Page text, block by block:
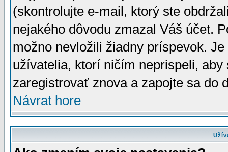
(skontrolujte e-mail, ktorý ste
nejakého dôvodu zmazal Váš účet.
možno nevložili žiadny príspevok.
užívatelia, ktorí ničím neprispeli,
zaregistrovať znova a zapojte sa do
Návrat hore